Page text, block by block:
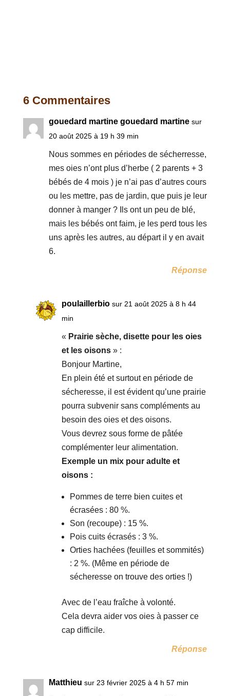
6 Commentaires
gouedard martine gouedard martine sur
20 août 2025 à 19 h 39 min
Nous sommes en périodes de sécherresse,
mes oies n’ont plus d’herbe ( 2 parents + 3
bébés de 4 mois ) je n’ai pas d’autres cours
ou les mettre, pas de jardin, que puis je leur
donner à manger ? Ils ont un peu de blé,
mais les bébés ont faim, je les perd tous les
uns après les autres, au départ il y en avait
6.
Réponse
poulaillerbio sur 21 août 2025 à 8 h 44
min
« Prairie sèche, disette pour les oies
et les oisons » :
Bonjour Martine,
En plein été et surtout en période de
sécheresse, il est évident qu’une prairie
pourra subvenir sans compléments au
besoin des oies et des oisons.
Vous devrez sous forme de pâtée
complémenter leur alimentation.
Exemple un mix pour adulte et
oisons :
Pommes de terre bien cuites et
écrasées : 80 %.
Son (recoupe) : 15 %.
Pois cuits écrasés : 3 %.
Orties hachées (feuilles et sommités)
: 2 %. (Même en période de
sécheresse on trouve des orties !)
Avec de l’eau fraîche à volonté.
Cela devra aider vos oies à passer ce
cap difficile.
Réponse
Matthieu sur 23 février 2025 à 4 h 57 min